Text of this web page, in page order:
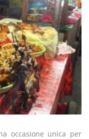
occasione unica per